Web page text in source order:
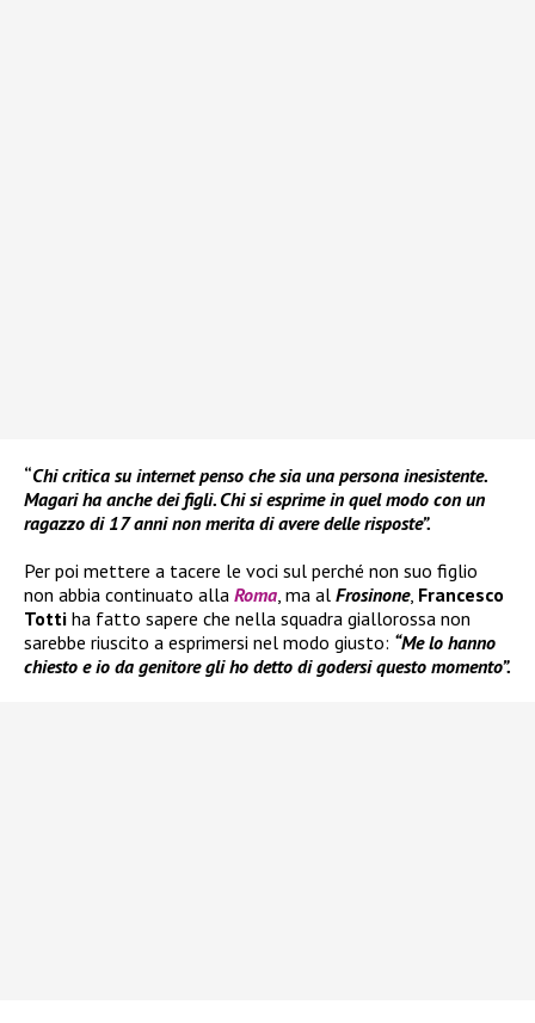
“Chi critica su internet penso che sia una persona inesistente.
Magari ha anche dei figli. Chi si esprime in quel modo con un
ragazzo di 17 anni non merita di avere delle risposte”.
Per poi mettere a tacere le voci sul perché non suo figlio
non abbia continuato alla Roma, ma al Frosinone, Francesco
Totti ha fatto sapere che nella squadra giallorossa non
sarebbe riuscito a esprimersi nel modo giusto: “Me lo hanno
chiesto e io da genitore gli ho detto di godersi questo momento”.